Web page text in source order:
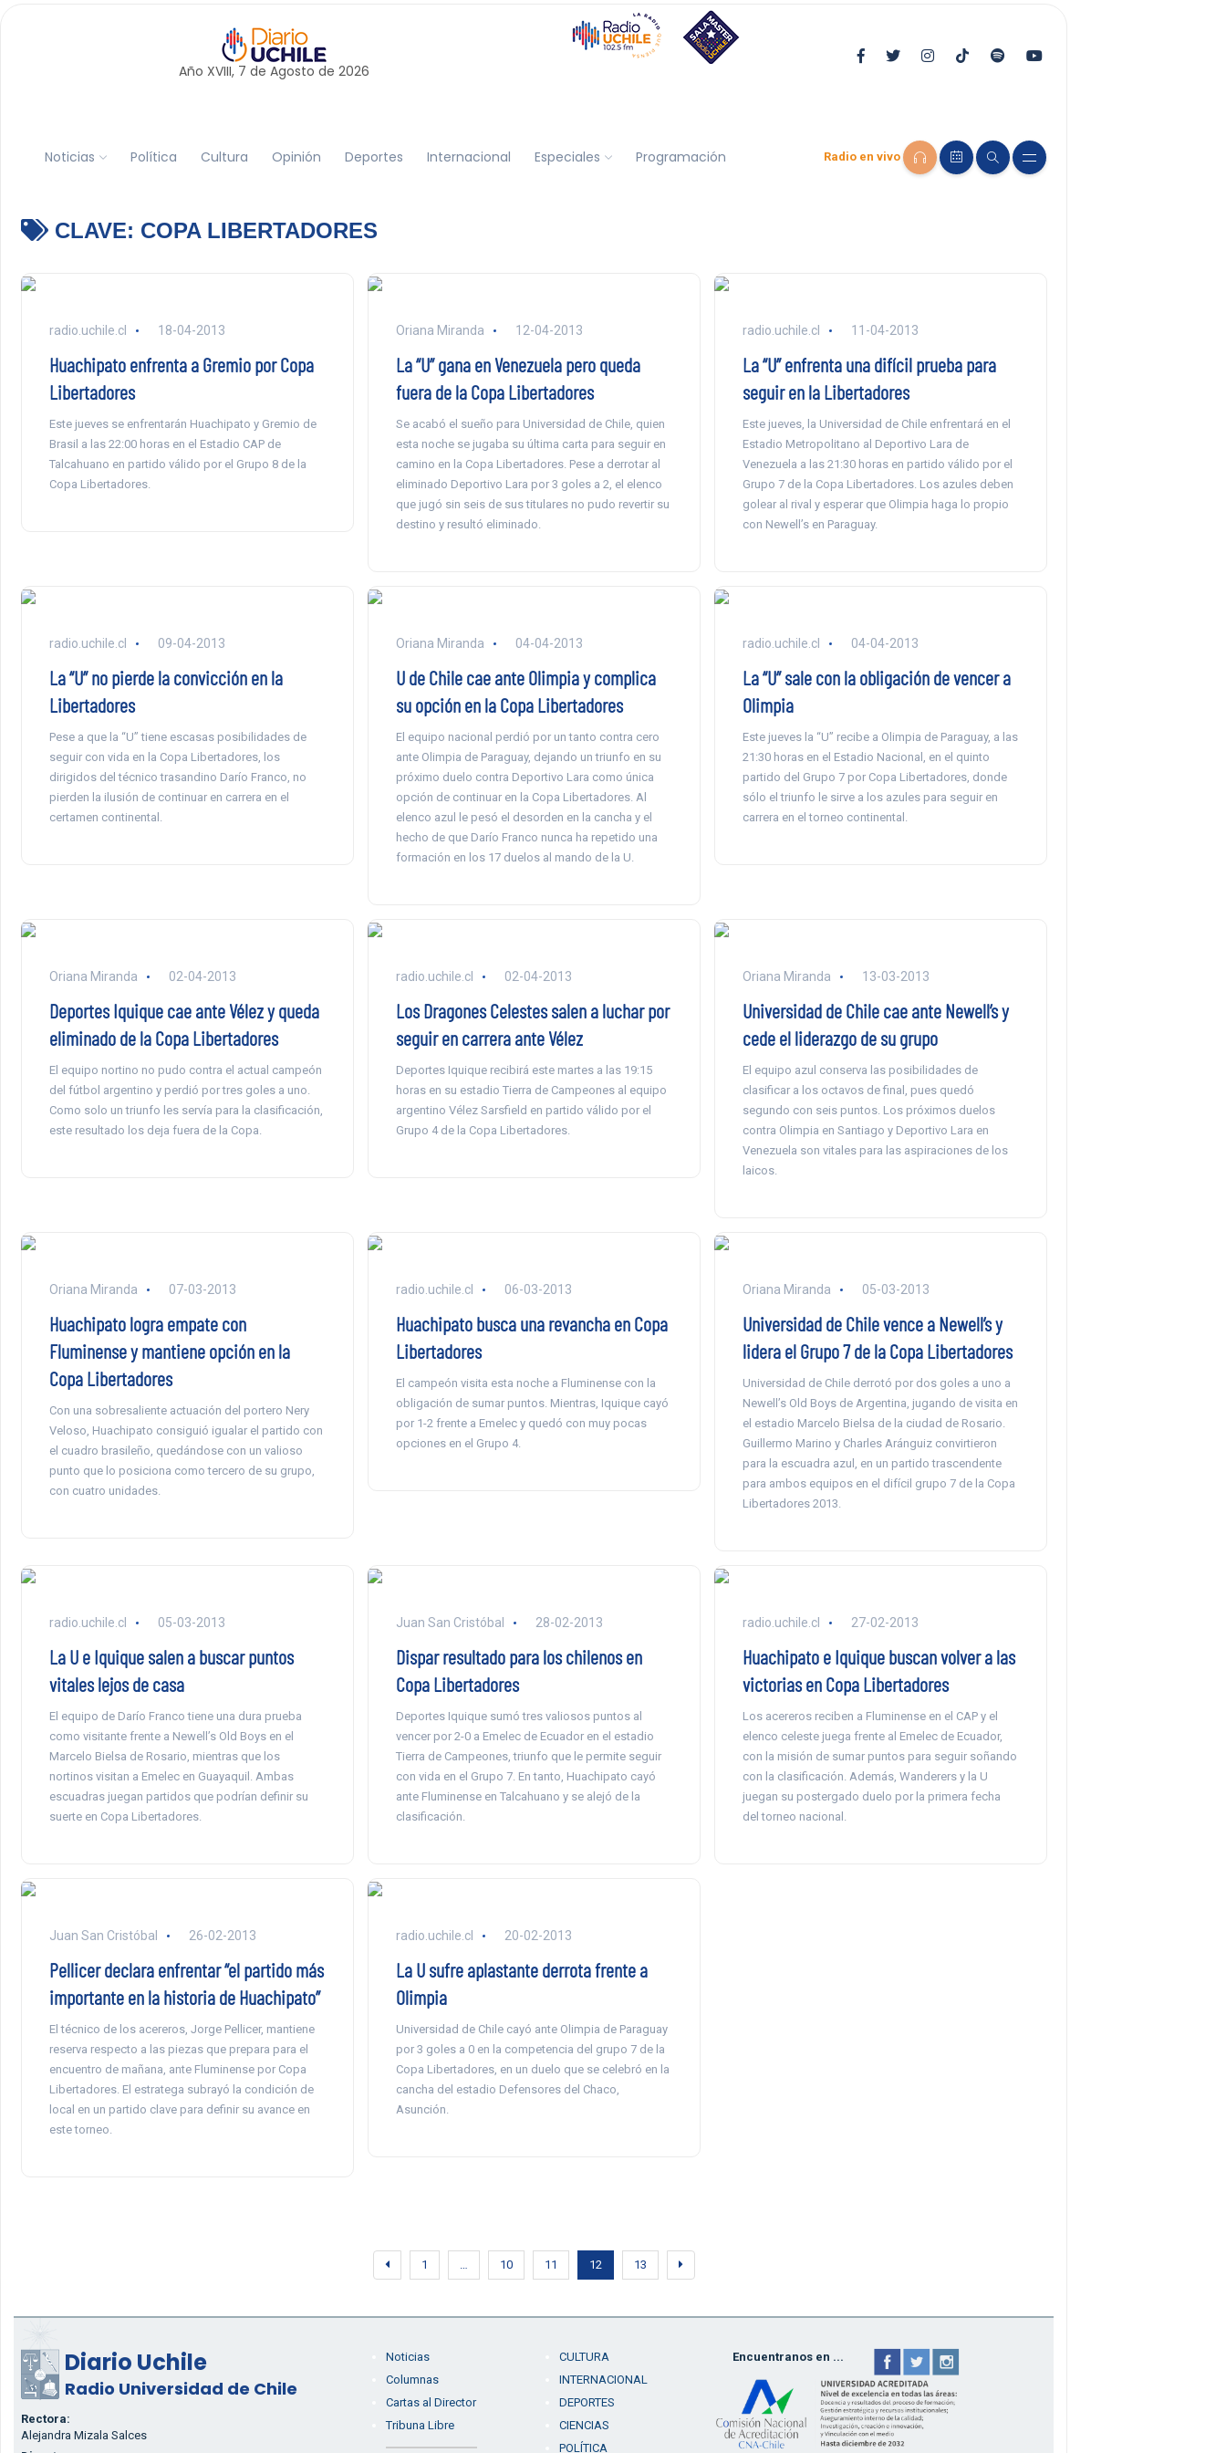
Año XVIII, 7 de Agosto de 2026
Noticias Política Cultura Opinión Deportes Internacional Especiales Programación Radio en vivo
CLAVE: COPA LIBERTADORES
radio.uchile.cl 18-04-2013
Huachipato enfrenta a Gremio por Copa
Libertadores
Este jueves se enfrentarán Huachipato y Gremio de
Brasil a las 22:00 horas en el Estadio CAP de
Talcahuano en partido válido por el Grupo 8 de la
Copa Libertadores.
Oriana Miranda 12-04-2013
La “U” gana en Venezuela pero queda
fuera de la Copa Libertadores
Se acabó el sueño para Universidad de Chile, quien
esta noche se jugaba su última carta para seguir en
camino en la Copa Libertadores. Pese a derrotar al
eliminado Deportivo Lara por 3 goles a 2, el elenco
que jugó sin seis de sus titulares no pudo revertir su
destino y resultó eliminado.
radio.uchile.cl 11-04-2013
La “U” enfrenta una difícil prueba para
seguir en la Libertadores
Este jueves, la Universidad de Chile enfrentará en el
Estadio Metropolitano al Deportivo Lara de
Venezuela a las 21:30 horas en partido válido por el
Grupo 7 de la Copa Libertadores. Los azules deben
golear al rival y esperar que Olimpia haga lo propio
con Newell’s en Paraguay.
radio.uchile.cl 09-04-2013
La “U” no pierde la convicción en la
Libertadores
Pese a que la “U” tiene escasas posibilidades de
seguir con vida en la Copa Libertadores, los
dirigidos del técnico trasandino Darío Franco, no
pierden la ilusión de continuar en carrera en el
certamen continental.
Oriana Miranda 04-04-2013
U de Chile cae ante Olimpia y complica
su opción en la Copa Libertadores
El equipo nacional perdió por un tanto contra cero
ante Olimpia de Paraguay, dejando un triunfo en su
próximo duelo contra Deportivo Lara como única
opción de continuar en la Copa Libertadores. Al
elenco azul le pesó el desorden en la cancha y el
hecho de que Darío Franco nunca ha repetido una
formación en los 17 duelos al mando de la U.
radio.uchile.cl 04-04-2013
La “U” sale con la obligación de vencer a
Olimpia
Este jueves la “U” recibe a Olimpia de Paraguay, a las
21:30 horas en el Estadio Nacional, en el quinto
partido del Grupo 7 por Copa Libertadores, donde
sólo el triunfo le sirve a los azules para seguir en
carrera en el torneo continental.
Oriana Miranda 02-04-2013
Deportes Iquique cae ante Vélez y queda
eliminado de la Copa Libertadores
El equipo nortino no pudo contra el actual campeón
del fútbol argentino y perdió por tres goles a uno.
Como solo un triunfo les servía para la clasificación,
este resultado los deja fuera de la Copa.
radio.uchile.cl 02-04-2013
Los Dragones Celestes salen a luchar por
seguir en carrera ante Vélez
Deportes Iquique recibirá este martes a las 19:15
horas en su estadio Tierra de Campeones al equipo
argentino Vélez Sarsfield en partido válido por el
Grupo 4 de la Copa Libertadores.
Oriana Miranda 13-03-2013
Universidad de Chile cae ante Newell’s y
cede el liderazgo de su grupo
El equipo azul conserva las posibilidades de
clasificar a los octavos de final, pues quedó
segundo con seis puntos. Los próximos duelos
contra Olimpia en Santiago y Deportivo Lara en
Venezuela son vitales para las aspiraciones de los
laicos.
Oriana Miranda 07-03-2013
Huachipato logra empate con
Fluminense y mantiene opción en la
Copa Libertadores
Con una sobresaliente actuación del portero Nery
Veloso, Huachipato consiguió igualar el partido con
el cuadro brasileño, quedándose con un valioso
punto que lo posiciona como tercero de su grupo,
con cuatro unidades.
radio.uchile.cl 06-03-2013
Huachipato busca una revancha en Copa
Libertadores
El campeón visita esta noche a Fluminense con la
obligación de sumar puntos. Mientras, Iquique cayó
por 1-2 frente a Emelec y quedó con muy pocas
opciones en el Grupo 4.
Oriana Miranda 05-03-2013
Universidad de Chile vence a Newell’s y
lidera el Grupo 7 de la Copa Libertadores
Universidad de Chile derrotó por dos goles a uno a
Newell’s Old Boys de Argentina, jugando de visita en
el estadio Marcelo Bielsa de la ciudad de Rosario.
Guillermo Marino y Charles Aránguiz convirtieron
para la escuadra azul, en un partido trascendente
para ambos equipos en el difícil grupo 7 de la Copa
Libertadores 2013.
radio.uchile.cl 05-03-2013
La U e Iquique salen a buscar puntos
vitales lejos de casa
El equipo de Darío Franco tiene una dura prueba
como visitante frente a Newell’s Old Boys en el
Marcelo Bielsa de Rosario, mientras que los
nortinos visitan a Emelec en Guayaquil. Ambas
escuadras juegan partidos que podrían definir su
suerte en Copa Libertadores.
Juan San Cristóbal 28-02-2013
Dispar resultado para los chilenos en
Copa Libertadores
Deportes Iquique sumó tres valiosos puntos al
vencer por 2-0 a Emelec de Ecuador en el estadio
Tierra de Campeones, triunfo que le permite seguir
con vida en el Grupo 7. En tanto, Huachipato cayó
ante Fluminense en Talcahuano y se alejó de la
clasificación.
radio.uchile.cl 27-02-2013
Huachipato e Iquique buscan volver a las
victorias en Copa Libertadores
Los acereros reciben a Fluminense en el CAP y el
elenco celeste juega frente al Emelec de Ecuador,
con la misión de sumar puntos para seguir soñando
con la clasificación. Además, Wanderers y la U
juegan su postergado duelo por la primera fecha
del torneo nacional.
Juan San Cristóbal 26-02-2013
Pellicer declara enfrentar “el partido más
importante en la historia de Huachipato”
El técnico de los acereros, Jorge Pellicer, mantiene
reserva respecto a las piezas que prepara para el
encuentro de mañana, ante Fluminense por Copa
Libertadores. El estratega subrayó la condición de
local en un partido clave para definir su avance en
este torneo.
radio.uchile.cl 20-02-2013
La U sufre aplastante derrota frente a
Olimpia
Universidad de Chile cayó ante Olimpia de Paraguay
por 3 goles a 0 en la competencia del grupo 7 de la
Copa Libertadores, en un duelo que se celebró en la
cancha del estadio Defensores del Chaco,
Asunción.
1 … 10 11 12 13
Diario Uchile
Radio Universidad de Chile
Rectora:
Alejandra Mizala Salces
Noticias
Columnas
Cartas al Director
Tribuna Libre
CULTURA
INTERNACIONAL
DEPORTES
CIENCIAS
POLÍTICA
Encuentranos en ...